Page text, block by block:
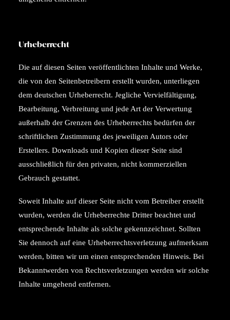
Urheberrecht
Die auf diesen Seiten veröffentlichten Inhalte und Werke,
die von den Seitenbetreibern erstellt wurden, unterliegen
dem deutschen Urheberrecht. Jegliche Vervielfältigung,
Bearbeitung, Verbreitung und jede Art der Verwertung
außerhalb der Grenzen des Urheberrechts bedürfen der
schriftlichen Zustimmung des jeweiligen Autors oder
Erstellers. Downloads und Kopien dieser Seite sind
ausschließlich für den privaten, nicht kommerziellen
Gebrauch gestattet.
Soweit Inhalte auf dieser Seite nicht vom Betreiber erstellt
wurden, werden die Urheberrechte Dritter beachtet und
entsprechende Inhalte als solche gekennzeichnet. Sollten
Sie dennoch auf eine Urheberrechtsverletzung aufmerksam
werden, bitten wir um einen entsprechenden Hinweis. Bei
Bekanntwerden von Rechtsverletzungen werden wir solche
Inhalte umgehend entfernen.